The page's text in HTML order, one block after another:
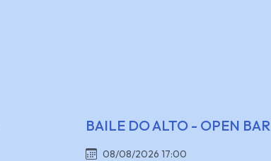
BAILE DO ALTO - OPEN BAR
08/08/2026 17:00